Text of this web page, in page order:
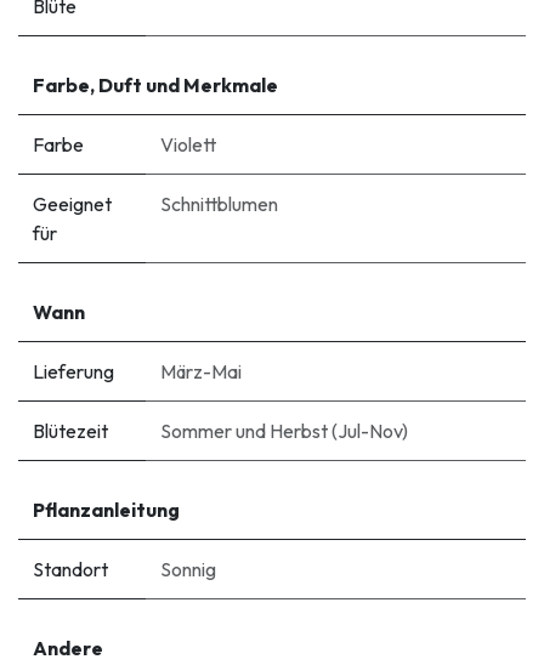
Blüte
Farbe, Duft und Merkmale
Farbe Violett
Geeignet
für
Schnittblumen
Wann
Lieferung März-Mai
Blütezeit Sommer und Herbst (Jul-Nov)
Pflanzanleitung
Standort Sonnig
Andere